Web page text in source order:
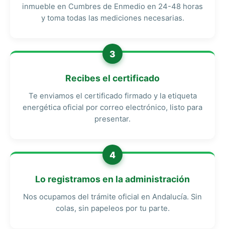
inmueble en Cumbres de Enmedio en 24-48 horas
y toma todas las mediciones necesarias.
3
Recibes el certificado
Te enviamos el certificado firmado y la etiqueta
energética oficial por correo electrónico, listo para
presentar.
4
Lo registramos en la administración
Nos ocupamos del trámite oficial en Andalucía. Sin
colas, sin papeleos por tu parte.